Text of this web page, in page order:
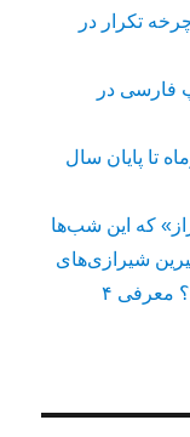
با «پایتخت7» و چرخه تکرار در
فارسی در
تا پایان سال
که این شب‌ها
شیرازی‌های
از کجا اکانت اسپاتیفای پرمیوم بخریم؟ معرفی ۴